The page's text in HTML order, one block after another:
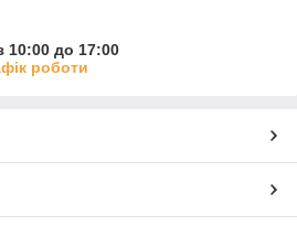
10:00 до 17:00
роботи